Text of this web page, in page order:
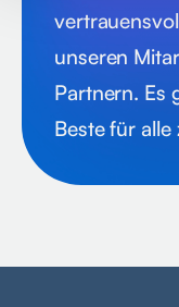
unseren
Partnern. Es
Beste für alle